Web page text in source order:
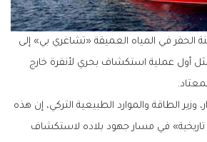
الحفر في المياه العميقة «تشاغري بي» إلى
أول عملية استكشاف بحري لأنقرة خارج
وزير الطاقة والموارد الطبيعية التركي، إن هذه
في مسار جهود بلاده لاستكشاف